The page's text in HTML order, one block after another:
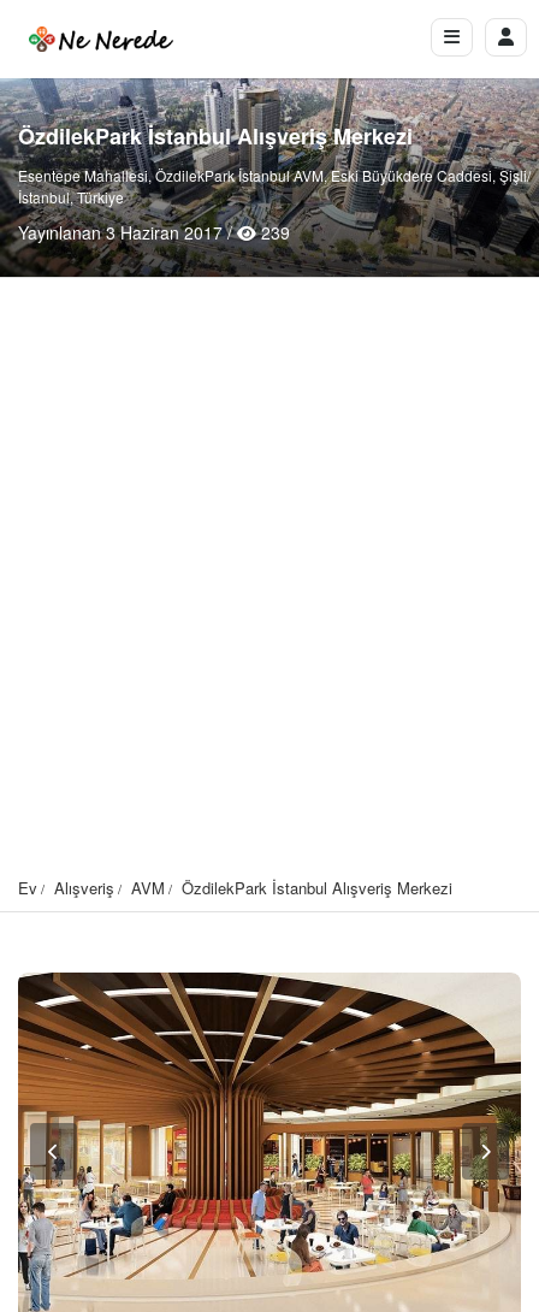
ÖzdilekPark İstanbul Alışveriş Merkezi
Esentepe Mahallesi, ÖzdilekPark İstanbul AVM, Eski Büyükdere Caddesi, Şişli/
İstanbul, Türkiye
Yayınlanan 3 Haziran 2017 / 239
Ev Alışveriş AVM ÖzdilekPark İstanbul Alışveriş Merkezi